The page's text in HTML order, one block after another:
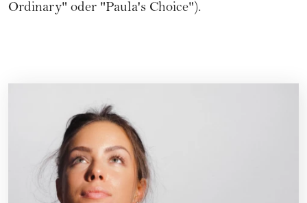
Ordinary" oder "Paula's Choice").